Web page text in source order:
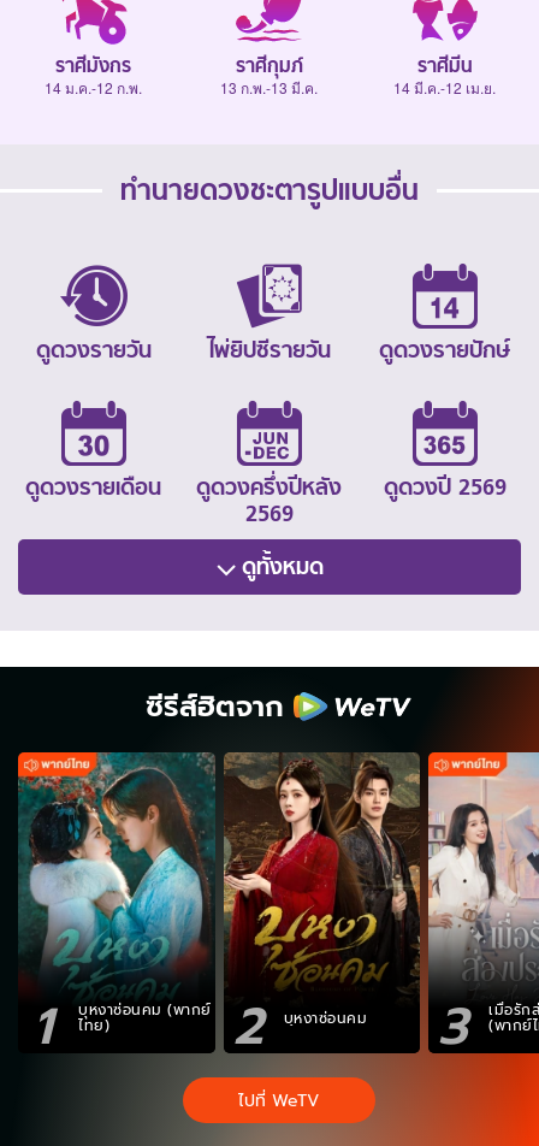
ราศีมังกร
14 ม.ค.-12 ก.พ.
ราศีกุมภ์
13 ก.พ.-13 มี.ค.
ราศีมีน
14 มี.ค.-12 เม.ย.
ทำนายดวงชะตารูปแบบอื่น
ดูดวงรายวัน ไพ่ยิปซีรายวัน ดูดวงรายปักษ์
ดูดวงรายเดือน
ดูดวงครึ่งปีหลัง
2569
ดูดวงปี 2569
ดูทั้งหมด
ซีรีส์ฮิตจาก
1 บุหงาซ่อนคม (พากย์
ไทย) 2 บุหงาซ่อนคม 3 เมื่อรัก
(พากย์
ไปที่ WeTV